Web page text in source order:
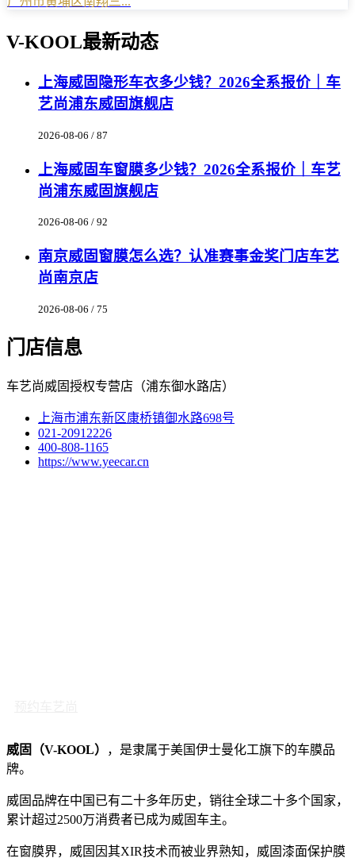
V-KOOL最新动态
上海威固隐形车衣多少钱？2026全系报价｜车
艺尚浦东威固旗舰店
2026-08-06 / 87
上海威固车窗膜多少钱？2026全系报价｜车艺
尚浦东威固旗舰店
2026-08-06 / 92
南京威固窗膜怎么选？认准赛事金奖门店车艺
尚南京店
2026-08-06 / 75
门店信息
车艺尚威固授权专营店（浦东御水路店）
上海市浦东新区康桥镇御水路698号
021-20912226
400-808-1165
https://www.yeecar.cn
威固（V-KOOL）
，是隶属于美国伊士曼化工旗下的车膜品
牌。
威固品牌在中国已有二十多年历史，销往全球二十多个国家，
累计超过2500万消费者已成为威固车主。
在窗膜界，威固因其XIR技术而被业界熟知，威固漆面保护膜